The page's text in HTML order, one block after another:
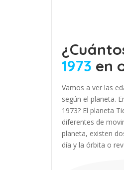
1973 en
Vamos a ver las
según el planeta.
1973? El planeta
diferentes de
planeta, existen
día y la órbita o